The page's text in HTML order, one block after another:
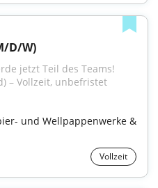
D/W)
jetzt Teil des Teams!
– Vollzeit, unbefristet
und Wellpappenwerke &
Vollzeit